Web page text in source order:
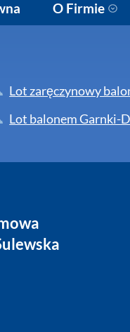
O Firmie
Lot zaręczynowy
Lot balonem Garnki-